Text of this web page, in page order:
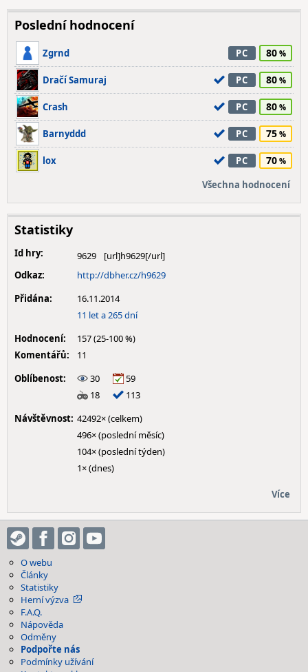
Poslední hodnocení
Zgrnd PC 80
Dračí Samuraj PC 80
Crash PC 80
Barnyddd PC 75
lox PC 70
Všechna hodnocení
Statistiky
Id hry:
9629
Odkaz:
http://dbher.cz/h9629
Přidána:
16.11.2014
11 let a 265 dní
Hodnocení:
157 (25-100 %)
Komentářů:
11
Oblíbenost:
30
59
18
113
Návštěvnost: 42492× (celkem)
496× (poslední měsíc)
104× (poslední týden)
1× (dnes)
Více
O webu
Články
Statistiky
Herní výzva
F.A.Q.
Nápověda
Odměny
Podpořte nás
Podmínky užívání